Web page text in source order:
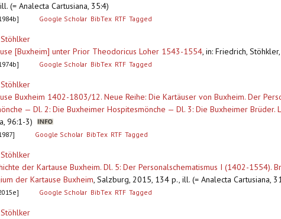
(= Analecta Cartusiana, 35:4)
Google Scholar BibTex RTF Tagged
[Buxheim] unter Prior Theodoricus Loher 1543-1554, in: Friedrich,
Google Scholar BibTex RTF Tagged
Buxheim 1402-1803/12. Neue Reihe: Die Kartäuser von Buxheim. Der
— Dl. 2: Die Buxheimer Hospitesmönche — Dl. 3: Die Buxheimer Brüder.
96:1-3)
Google Scholar BibTex RTF Tagged
der Kartause Buxheim. Dl. 5: Der Personalschematismus I (1402-1554).
der Kartause Buxheim, Salzburg, 2015, 134 p., ill. (= Analecta Cartusiana,
Google Scholar BibTex RTF Tagged